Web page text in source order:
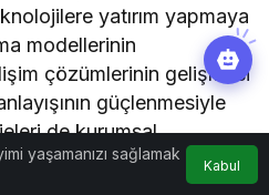
yatırım yapmaya
modellerinin
çözümlerinin gelişmesi
güçlenmesiyle
de kurumsal
haline geldi.
yaşamanızı sağlamak
Kabul